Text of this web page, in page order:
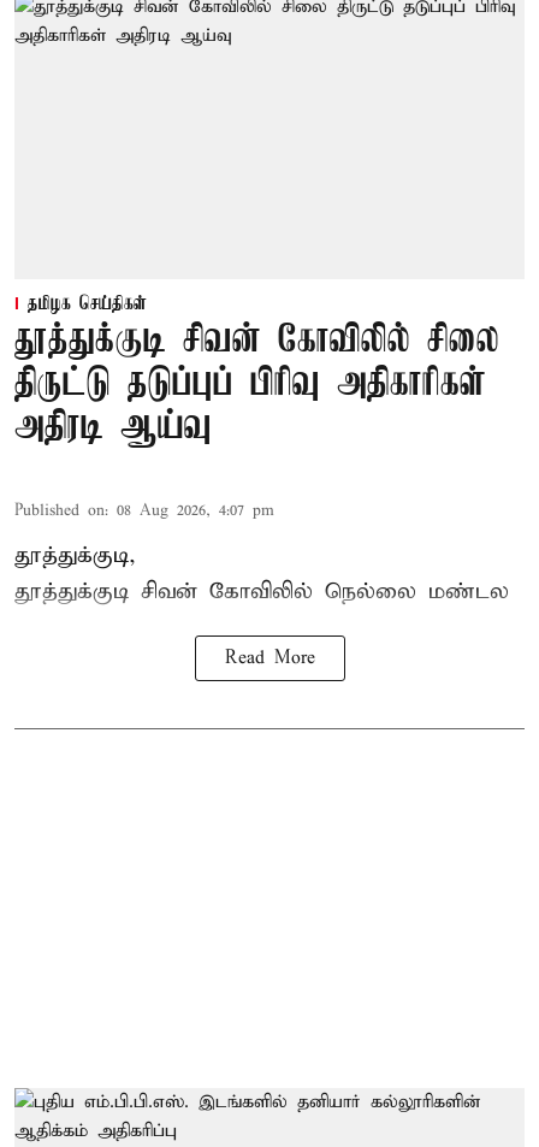
தமிழக செய்திகள்
தூத்துக்குடி சிவன் கோவிலில் சிலை
திருட்டு தடுப்புப் பிரிவு அதிகாரிகள்
அதிரடி ஆய்வு
Published on: 08 Aug 2026, 4:07 pm
தூத்துக்குடி,
தூத்துக்குடி சிவன் கோவிலில் நெல்லை மண்டல
Read More